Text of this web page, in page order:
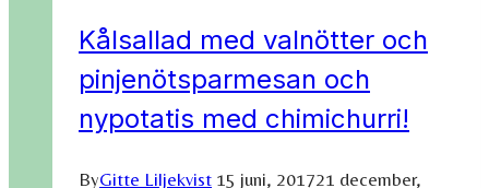
Kålsallad med valnötter och
pinjenötsparmesan och
nypotatis med chimichurri!
ByGitte Liljekvist 15 juni, 201721 december,